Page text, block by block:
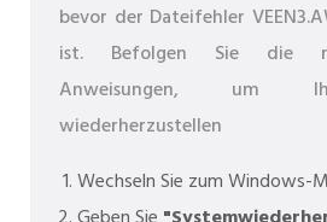
bevor der Dateifehler
ist. Befolgen Sie die
Anweisungen, um
wiederherzustellen
Wechseln Sie zum Windows-